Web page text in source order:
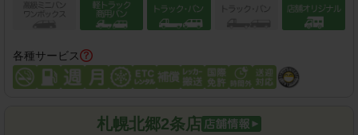
各種サービス
札幌北郷2条店